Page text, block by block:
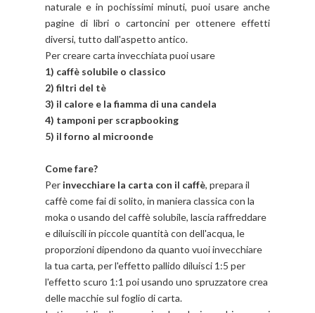
naturale e in pochissimi minuti, puoi usare anche
pagine di libri o cartoncini per ottenere effetti
diversi, tutto dall'aspetto antico.
Per creare carta invecchiata puoi usare
1) caffè solubile o classico
2) filtri del tè
3) il calore e la fiamma di una candela
4) tamponi per scrapbooking
5) il forno al microonde
Come fare?
Per invecchiare la carta con il caffè, prepara il
caffè come fai di solito, in maniera classica con la
moka o usando del caffè solubile, lascia raffreddare
e diluiscili in piccole quantità con dell'acqua, le
proporzioni dipendono da quanto vuoi invecchiare
la tua carta, per l'effetto pallido diluisci 1:5 per
l'effetto scuro 1:1 poi usando uno spruzzatore crea
delle macchie sul foglio di carta.